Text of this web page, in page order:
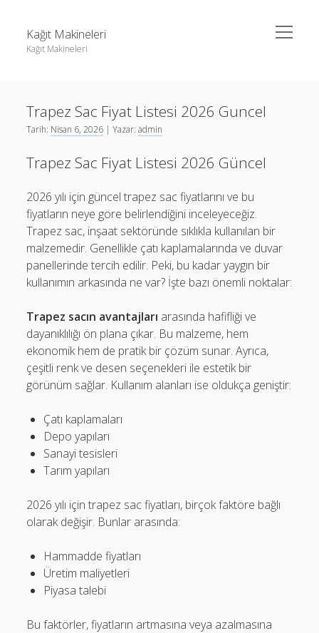
Kağıt Makineleri
Kağıt Makineleri
menüyü
aç
Liste
Sayfa Listesi
tiktok takipçi sayısı nasıl arttırılır
Liste
Sayfa Listesi
tiktok takipçi sayısı nasıl arttırılır
Youtube Yorum Kasma Şifresiz
Trapez Sac Fiyat Listesi 2026 Guncel
Tarih: Nisan 6, 2026 | Yazar:admin
Trapez Sac Fiyat Listesi 2026 Güncel
2026 yılı için güncel trapez sac fiyatlarını ve bu
fiyatların neye göre belirlendiğini inceleyeceğiz.
Trapez sac, inşaat sektöründe sıklıkla kullanılan bir
malzemedir. Genellikle çatı kaplamalarında ve duvar
panellerinde tercih edilir. Peki, bu kadar yaygın bir
kullanımın arkasında ne var? İşte bazı önemli noktalar:
Trapez sacın avantajları arasında hafifliği ve
dayanıklılığı ön plana çıkar. Bu malzeme, hem
ekonomik hem de pratik bir çözüm sunar. Ayrıca,
çeşitli renk ve desen seçenekleri ile estetik bir
görünüm sağlar. Kullanım alanları ise oldukça geniştir:
Çatı kaplamaları
Depo yapıları
Sanayi tesisleri
Tarım yapıları
2026 yılı için trapez sac fiyatları, birçok faktöre bağlı
olarak değişir. Bunlar arasında:
Hammadde fiyatları
Üretim maliyetleri
Piyasa talebi
Bu faktörler, fiyatların artmasına veya azalmasına